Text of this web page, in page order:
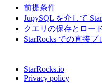
前提条件
JupySQL を介して
クエリの保存とロー
StarRocks での直接プ
StarRocks.io
Privacy policy